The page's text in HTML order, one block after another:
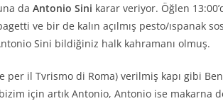
da Antonio Sini karar veriyor. Öğlen
ve bir de kalın açılmış pesto/ıspanak
Sini bildiğiniz halk kahramanı olmuş.
il Tvrismo di Roma) verilmiş kapı gibi
için artık Antonio, Antonio ise makarna